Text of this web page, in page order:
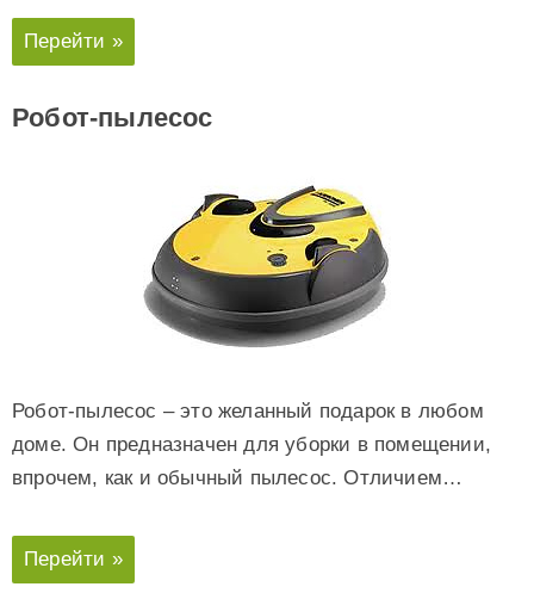
Перейти »
Робот-пылесос
Робот-пылесос – это желанный подарок в любом
доме. Он предназначен для уборки в помещении,
впрочем, как и обычный пылесос. Отличием…
Перейти »